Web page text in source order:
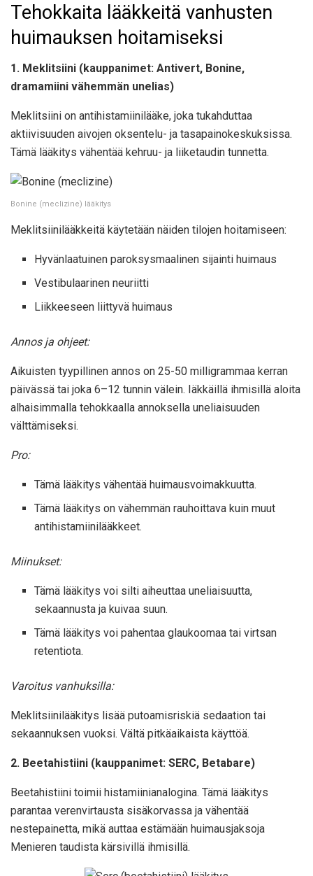
Tehokkaita lääkkeitä vanhusten
huimauksen hoitamiseksi
1. Meklitsiini (kauppanimet: Antivert, Bonine,
dramamiini vähemmän unelias)
Meklitsiini on antihistamiinilääke, joka tukahduttaa
aktiivisuuden aivojen oksentelu- ja tasapainokeskuksissa.
Tämä lääkitys vähentää kehruu- ja liiketaudin tunnetta.
Bonine (meclizine) lääkitys
Meklitsiinilääkkeitä käytetään näiden tilojen hoitamiseen:
Hyvänlaatuinen paroksysmaalinen sijainti huimaus
Vestibulaarinen neuriitti
Liikkeeseen liittyvä huimaus
Annos ja ohjeet:
Aikuisten tyypillinen annos on 25-50 milligrammaa kerran
päivässä tai joka 6–12 tunnin välein. Iäkkäillä ihmisillä aloita
alhaisimmalla tehokkaalla annoksella uneliaisuuden
välttämiseksi.
Pro:
Tämä lääkitys vähentää huimausvoimakkuutta.
Tämä lääkitys on vähemmän rauhoittava kuin muut
antihistamiinilääkkeet.
Miinukset:
Tämä lääkitys voi silti aiheuttaa uneliaisuutta,
sekaannusta ja kuivaa suun.
Tämä lääkitys voi pahentaa glaukoomaa tai virtsan
retentiota.
Varoitus vanhuksilla:
Meklitsiinilääkitys lisää putoamisriskiä sedaation tai
sekaannuksen vuoksi. Vältä pitkäaikaista käyttöä.
2. Beetahistiini (kauppanimet: SERC, Betabare)
Beetahistiini toimii histamiinianalogina. Tämä lääkitys
parantaa verenvirtausta sisäkorvassa ja vähentää
nestepainetta, mikä auttaa estämään huimausjaksoja
Menieren taudista kärsivillä ihmisillä.